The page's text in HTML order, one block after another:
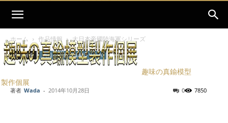
趣味の真鍮模型
製作個展
ホーム 作品情報 大日本帝國陸海軍シリーズ
作品情報 大日本帝國陸海軍シリーズ
陸軍装甲艇さきがけ
著者 Wada - 2014年10月28日 7850
0